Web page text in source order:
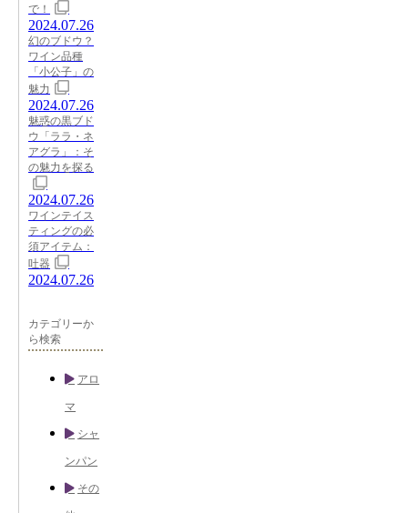
で！
2024.07.26
幻のブドウ？
ワイン品種
「小公子」の
魅力
2024.07.26
魅惑の黒ブド
ウ「ララ・ネ
アグラ」：そ
の魅力を探る
2024.07.26
ワインテイス
ティングの必
須アイテム：
吐器
2024.07.26
カテゴリーか
ら検索
アロ
マ
シャ
ンパン
その